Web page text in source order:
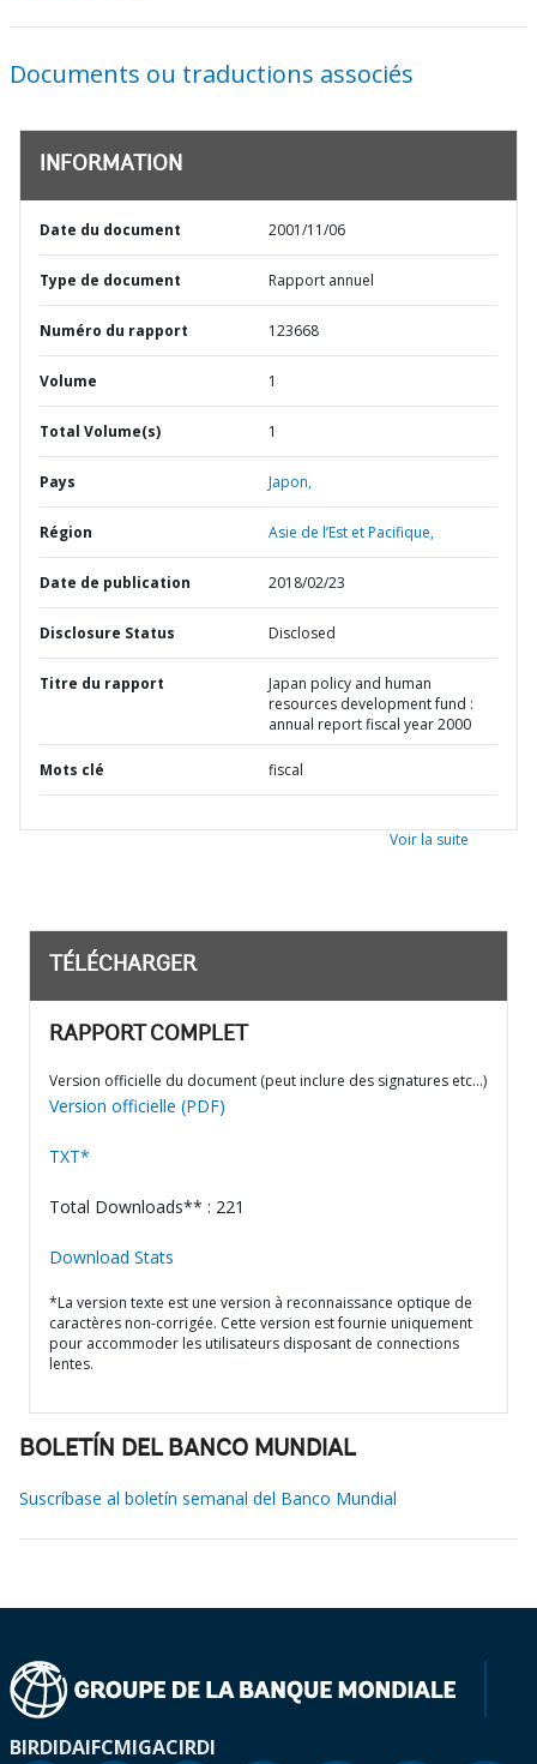
Documents ou traductions associés
INFORMATION
Date du document 2001/11/06
Type de document Rapport annuel
Numéro du rapport 123668
Volume 1
Total Volume(s) 1
Pays Japon,
Région Asie de l’Est et Pacifique,
Date de publication 2018/02/23
Disclosure Status Disclosed
Titre du rapport
Japan policy and human
resources development fund :
annual report fiscal year 2000
Mots clé fiscal
Voir la suite
TÉLÉCHARGER
RAPPORT COMPLET
Version officielle du document (peut inclure des signatures etc…)
Version officielle (PDF)
TXT*
Total Downloads** : 221
Download Stats
*La version texte est une version à reconnaissance optique de
caractères non-corrigée. Cette version est fournie uniquement
pour accommoder les utilisateurs disposant de connections
lentes.
BOLETÍN DEL BANCO MUNDIAL
Suscríbase al boletín semanal del Banco Mundial
BIRDIDAIFCMIGACIRDI